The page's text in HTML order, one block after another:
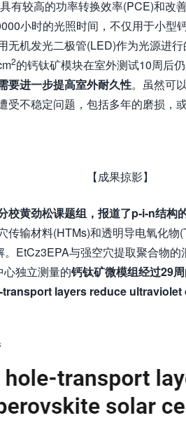
有较高的功率转换效率(PCE)和改
小时的光照时间，不仅用于小型
无机发光二极管(LED)作为光源进
2的钙钛矿模块在室外测试10周后
要进一步提高室外耐久性。虽然可
不稳定问题，包括多年的磨损，
【成果掠影】
校黄劲松课题组，报道了p-i-n结构
传输材料(HTMs)和透明导电氧化
EtCz3EPA与强空穴提取聚合物
独立测量的钙钛矿微模组经过29
layers reduce